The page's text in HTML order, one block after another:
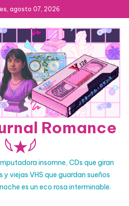
agosto 07, 2026
Romance
𓆩★𓆪
insomne, CDs que giran
viejas VHS que guardan sueños
es un eco rosa interminable.